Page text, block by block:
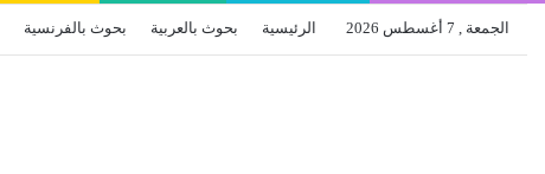
الجمعة , 7 أغسطس 2026 الرئيسية بحوث بالعربية بحوث بالفرنسية